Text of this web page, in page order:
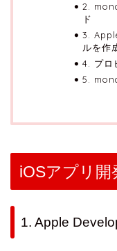
2.
ド
3.
ルを作
4. プロ
5.
iOSアプリ開
1. Apple